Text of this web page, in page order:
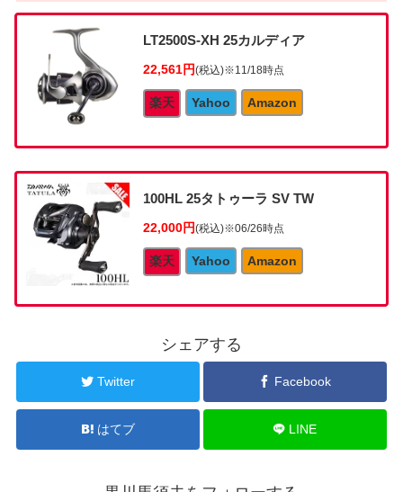
LT2500S-XH 25カルディア
22,561円(税込)※11/18時点
楽天 Yahoo Amazon
100HL 25タトゥーラ SV TW
22,000円(税込)※06/26時点
楽天 Yahoo Amazon
シェアする
Twitter Facebook
はてブ LINE